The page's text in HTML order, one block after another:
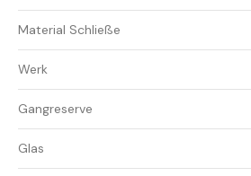
Material Schließe
Werk
Gangreserve
Glas